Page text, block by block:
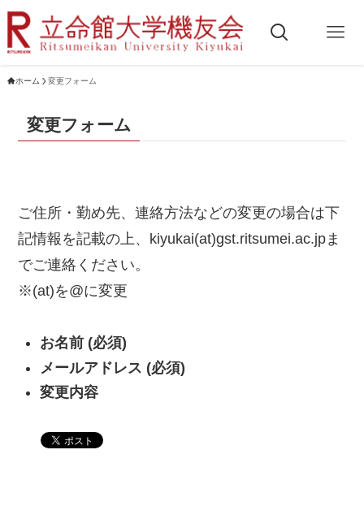
ホーム 変更フォーム
変更フォーム
ご住所・勤め先、連絡方法などの変更の場合は下
記情報を記載の上、kiyukai(at)gst.ritsumei.ac.jpま
でご連絡ください。
※(at)を@に変更
お名前 (必須)
メールアドレス (必須)
変更内容